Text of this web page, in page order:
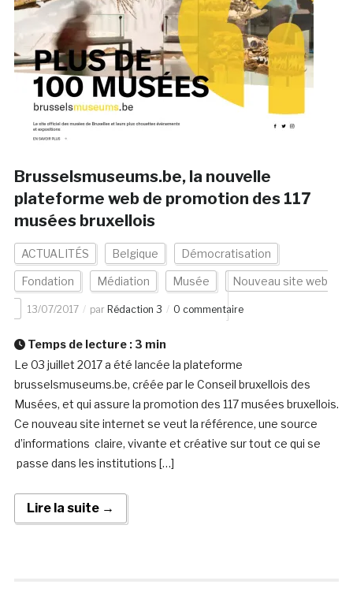
Brusselsmuseums.be, la nouvelle
plateforme web de promotion des 117
musées bruxellois
ACTUALITÉS Belgique Démocratisation
Fondation Médiation Musée Nouveau site web
13/07/2017 par Rédaction 3 0 commentaire
Temps de lecture : 3 min
Le 03 juillet 2017 a été lancée la plateforme
brusselsmuseums.be, créée par le Conseil bruxellois des
Musées, et qui assure la promotion des 117 musées bruxellois.
Ce nouveau site internet se veut la référence, une source
d’informations claire, vivante et créative sur tout ce qui se
passe dans les institutions […]
Lire la suite →